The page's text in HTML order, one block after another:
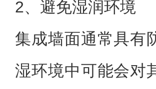
2、避免湿润环境
集成墙面通常具有
湿环境中可能会对